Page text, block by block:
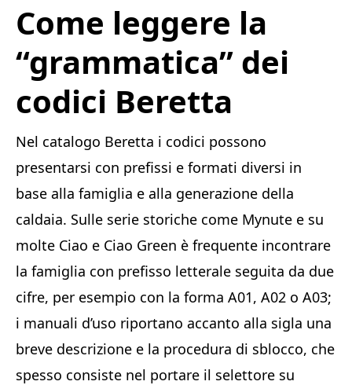
Come leggere la
“grammatica” dei
codici Beretta
Nel catalogo Beretta i codici possono
presentarsi con prefissi e formati diversi in
base alla famiglia e alla generazione della
caldaia. Sulle serie storiche come Mynute e su
molte Ciao e Ciao Green è frequente incontrare
la famiglia con prefisso letterale seguita da due
cifre, per esempio con la forma A01, A02 o A03;
i manuali d’uso riportano accanto alla sigla una
breve descrizione e la procedura di sblocco, che
spesso consiste nel portare il selettore su